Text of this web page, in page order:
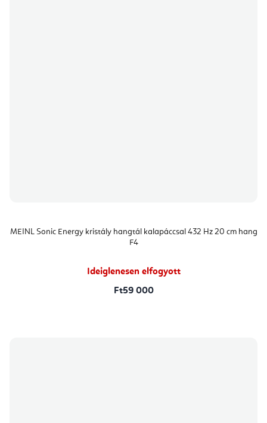
MEINL Sonic Energy kristály hangtál kalapáccsal 432 Hz 20 cm hang
F4
Ideiglenesen elfogyott
Ft59 000